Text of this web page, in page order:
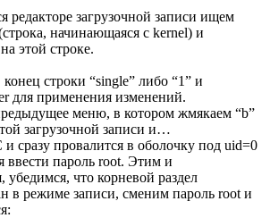
редакторе загрузочной записи ищем
начинающаяся с kernel) и
этой строке.
строки “single” либо “1” и
для применения изменений.
меню, в котором жмякаем “b”
загрузочной записи и…
и сразу провалится в оболочку под uid=0
ввести пароль root. Этим и
убедимся, что корневой раздел
в режиме записи, сменим пароль root и